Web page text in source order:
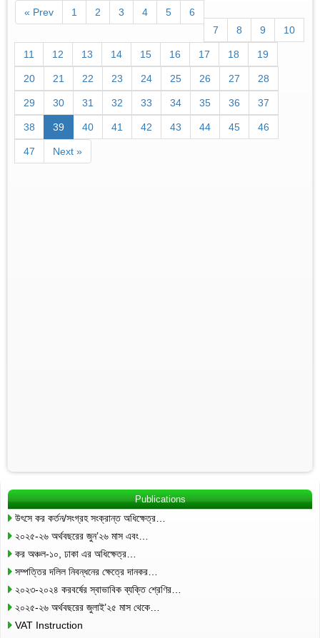
« Prev 1 2 3 4 5
6
7
8 9 10
11 12 13 14 15 16 17 18 19
20 21 22 23 24 25 26 27 28
29 30 31 32 33 34 35 36 37
38 39 40 41 42 43 44 45 46
47 Next »
Publications
উৎসে কর কর্তন/সংগ্রহ সংক্রান্ত অধিক্ষেত্র…
২০২৫-২৬ অর্থবছরের জুন’২৬ মাস এবং…
কর অঞ্চল-১০, ঢাকা এর অধিক্ষেত্র…
সম্পত্তির দলিল নিবন্ধনের ক্ষেত্রে দানকর…
২০২৩-২০২৪ করবর্ষের স্বাভাবিক ব্যক্তি শ্রেণির…
২০২৫-২৬ অর্থবছরের জুলাই’২৫ মাস থেকে…
VAT Instruction